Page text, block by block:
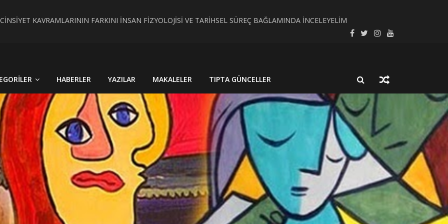
KAVRAMLARININ FARKINI İNSAN FİZYOLOJİSİ VE TARİHSEL SÜREÇ BAĞLAMINDA İNCELEYELİM
HABERLER YAZILAR MAKALELER TIPTA GÜNCELLER